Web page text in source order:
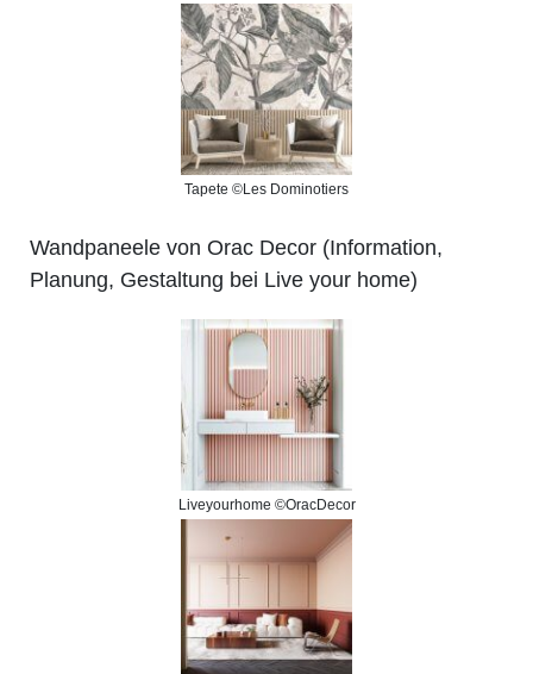
Tapete ©Les Dominotiers
Wandpaneele von Orac Decor (Information,
Planung, Gestaltung bei Live your home)
Liveyourhome ©OracDecor